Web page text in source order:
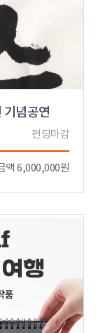
기념공연
펀딩마감
액 6,000,000원